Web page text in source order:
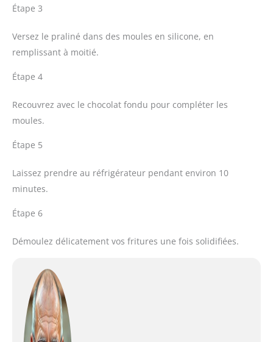
Étape 3
Versez le praliné dans des moules en silicone, en
remplissant à moitié.
Étape 4
Recouvrez avec le chocolat fondu pour compléter les
moules.
Étape 5
Laissez prendre au réfrigérateur pendant environ 10
minutes.
Étape 6
Démoulez délicatement vos fritures une fois solidifiées.